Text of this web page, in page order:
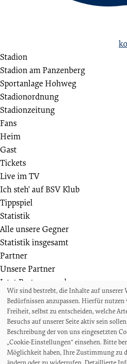
Stadion
Stadion am Panzenberg
Sportanlage Hohweg
Stadionordnung
Stadionzeitung
Fans
Heim
Gast
Tickets
Live im TV
Ich steh' auf BSV Klub
Tippspiel
Statistik
Alle unsere Gegner
Statistik insgesamt
Partner
Unsere Partner
Jetzt Partner werden
Weiteres
Die Bremer SV Fußballschule
Wir suchen
Auszeichnungen und Ehrungen
Projekte und Veranstaltungen
Akkreditierungen und
Wir sind bestrebt, die Inhalte auf unserer
Bedürfnissen anzupassen. Hierfür nutzen
Freiheit, selbst zu entscheiden, welche
Besuchs auf unserer Seite aktiv sein
Beschreibung der von uns eingesetzten
„Cookie-Einstellungen“ einsehen. Bitte
Möglichkeit haben, Ihre Zustimmung zu